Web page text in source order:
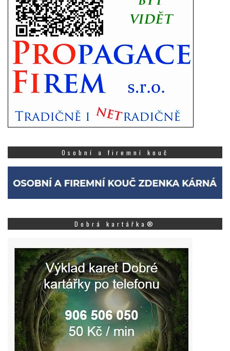
Osobní a firemní kouč
Dobrá kartářka®